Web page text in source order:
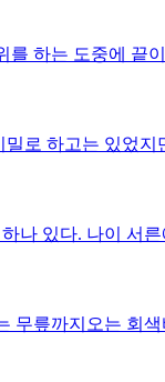
를 하는 도중에 끝
로 하고는 있었
나 있다. 나이 서
무릎까지오는 회